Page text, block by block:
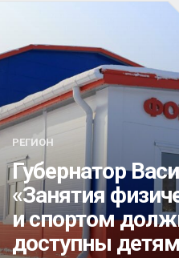
Факт
Неожиданный ракурс
Контакты
Люди родного края
Акция
К 70-летию районного
Конкурс
Люди родного края
РЕГИОН
Губернатор
«Занятия
и спортом
доступны